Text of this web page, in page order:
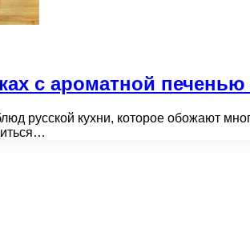
с ароматной
русской кухни, которое обожают